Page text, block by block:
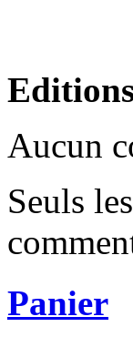
Aucun
Seuls
Panier